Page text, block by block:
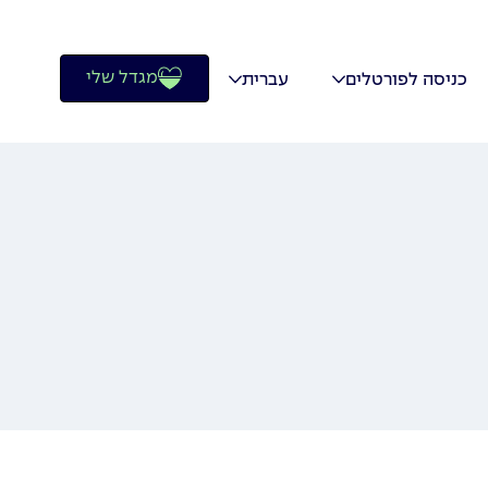
כניסה לפורטלים עברית מגדל שלי